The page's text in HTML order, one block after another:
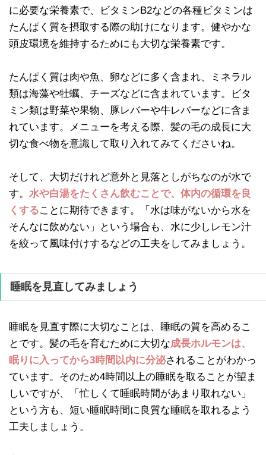
に必要な栄養素で、ビタミンB2などの各種ビタミンは
たんぱく質を摂取する際の助けになります。健やかな
頭皮環境を維持するためにも大切な栄養素です。
たんぱく質は肉や魚、卵などに多く含まれ、ミネラル
類は海藻や牡蠣、チーズなどに含まれています。ビタ
ミン類は野菜や果物、豚レバーや牛レバーなどに含ま
れています。メニューを考える際、髪の毛の成長に大
切な食べ物を意識して取り入れてみてくださいね。
そして、大切だけれど意外と見落としがちなのが水で
す。 水や白湯をたくさん飲むことで、体内の循環を良
くすることに期待できます。「水は味がないから水を
そんなに飲めない」という場合も、水に少しレモン汁
を絞って風味付けするなどの工夫をしてみましょう。
睡眠を見直してみましょう
睡眠を見直す際に大切なことは、睡眠の質を高めるこ
とです。髪の毛を育むために大切な成長ホルモンは、
眠りに入ってから3時間以内に分泌されることがわかっ
ています。そのため4時間以上の睡眠を取ることが望ま
しいですが、「忙しくて睡眠時間があまり取れない」
という方も、短い睡眠時間に良質な睡眠を取れるよう
工夫しましょう。